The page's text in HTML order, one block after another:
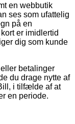
en webbutik
ses som ufattelig
på en
er imidlertid
dig som kunde
betalinger
du drage nytte af
i tilfælde af at
en periode.